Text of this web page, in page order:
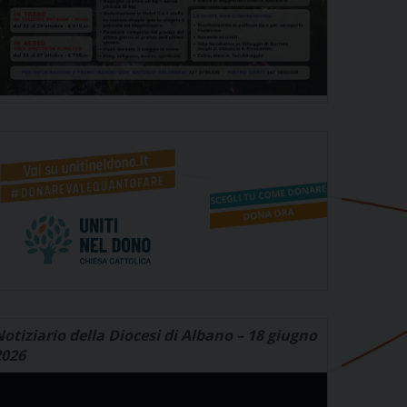
della Diocesi di Albano – 18 giugno